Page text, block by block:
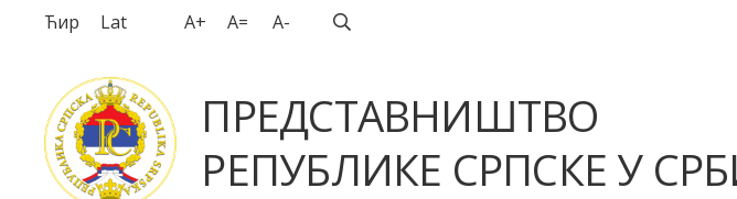
Ћир Lat A+ A= A-
ПРЕДСТАВНИШТВО
РЕПУБЛИКЕ СРПСКЕ У